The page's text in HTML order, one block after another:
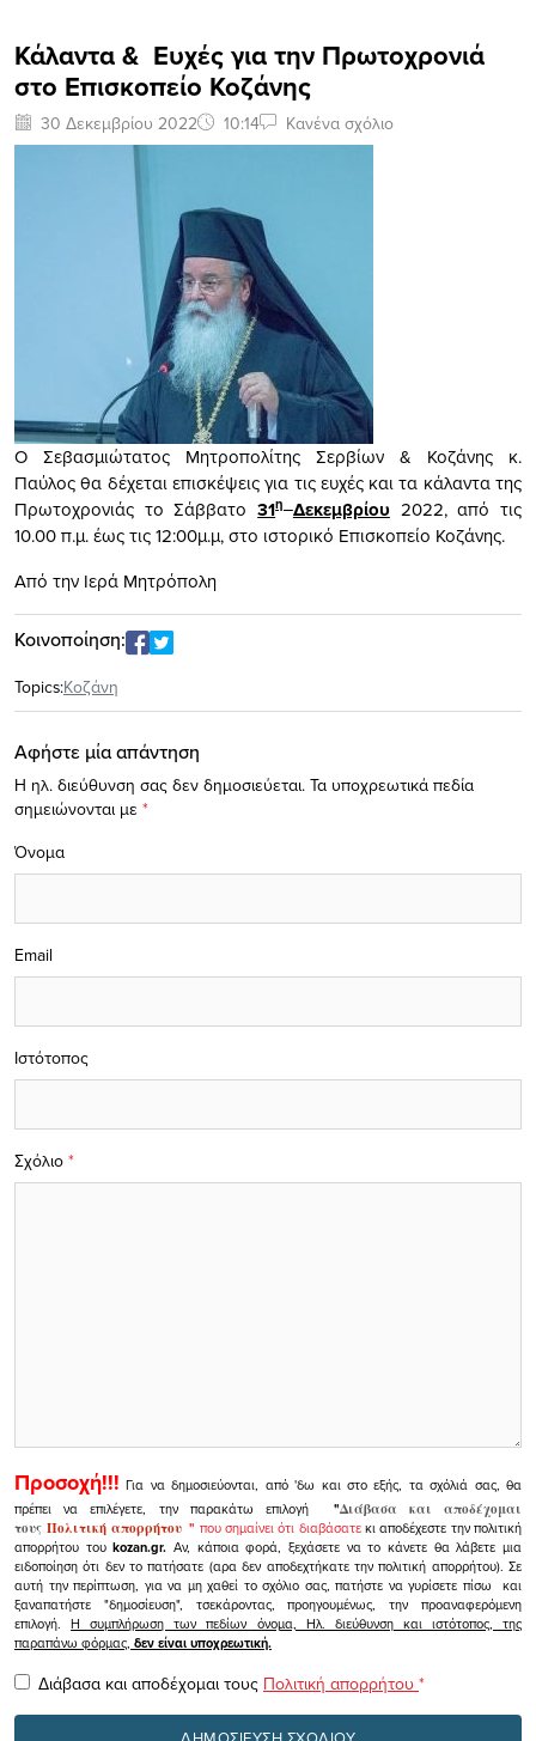
Κάλαντα & Eυχές για την Πρωτοχρονιά
στο Επισκοπείο Κοζάνης
30 Δεκεμβρίου 2022 10:14 Κανένα σχόλιο
Ο Σεβασμιώτατος Μητροπολίτης Σερβίων & Κοζάνης κ.
Παύλος θα δέχεται επισκέψεις για τις ευχές και τα κάλαντα της
Πρωτοχρονιάς το Σάββατο31η Δεκεμβρίου2022, από τις
10.00 π.μ. έως τις 12:00μ.μ, στο ιστορικό Επισκοπείο Κοζάνης.
Από την Ιερά Μητρόπολη
Κοινοποίηση:
Topics:Κοζάνη
Αφήστε μία απάντηση
Η ηλ. διεύθυνση σας δεν δημοσιεύεται. Τα υποχρεωτικά πεδία
σημειώνονται με *
Σχόλιο *
Όνομα
Email
Ιστότοπος
Προσοχή!!! Για να δημοσιεύονται, από 'δω και στο εξής, τα σχόλιά σας, θα
πρέπει να επιλέγετε, την παρακάτω επιλογή
"Διάβασα και αποδέχομαι
τουςΠολιτική απορρήτου" που σημαίνει ότι διαβάσατεκι αποδέχεστε την πολιτική
απορρήτου τουkozan.gr. Αν, κάποια φορά, ξεχάσετε να το κάνετε θα λάβετε μια
ειδοποίηση ότι δεν το πατήσατε (αρα δεν αποδεχτήκατε την πολιτική απορρήτου). Σε
αυτή την περίπτωση, για να μη χαθεί το σχόλιο σας, πατήστε να γυρίσετε πίσω και
ξαναπατήστε "δημοσίευση", τσεκάροντας, προηγουμένως, την προαναφερόμενη
επιλογή.Η συμπλήρωση των πεδίων όνομα, Ηλ. διεύθυνση και ιστότοπος, της
παραπάνω φόρμας, δεν είναι υποχρεωτική.
Διάβασα και αποδέχομαι τους Πολιτική απορρήτου *